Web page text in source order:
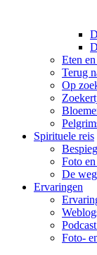
Eten
Terug
Op
Spirituele reis
Foto
De
Ervaringen
Foto-